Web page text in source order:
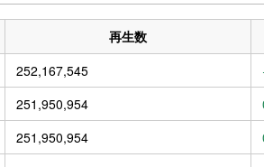
再生数
252,167,545
251,950,954
251,950,954